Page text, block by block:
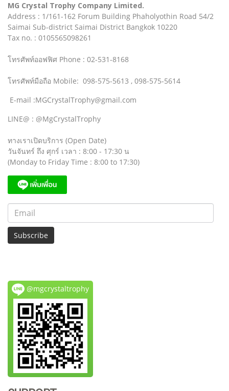
MG Crystal Trophy Company Limited.
Address : 1/161-162 Forum Building Phaholyothin Road 54/2
Saimai Sub-district Saimai District Bangkok 10220
Tax no. : 0105565098261
โทรศัพท์ออฟฟิศ Phone : 02-531-8168
โทรศัพท์มือถือ Mobile: 098-575-5613 , 098-575-5614
E-mail :MGCrystalTrophy@gmail.com
LINE@ : @MgCrystalTrophy
ทางเราเปิดบริการ (Open Date)
วันจันทร์ ถึง ศุกร์ เวลา : 8:00 - 17:30 น
(Monday to Friday Time : 8:00 to 17:30)
Subscribe
@mgcrystaltrophy